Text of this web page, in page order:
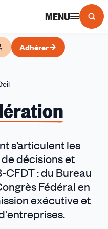
MENU
Adhérer
Fédération
s’articulent les
décisions et
CFDT : du Bureau
Fédéral en
exécutive et